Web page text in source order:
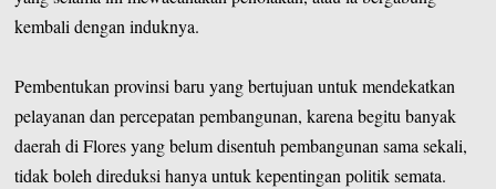
kembali dengan induknya.
Pembentukan provinsi baru yang bertujuan untuk mendekatkan
pelayanan dan percepatan pembangunan, karena begitu banyak
daerah di Flores yang belum disentuh pembangunan sama sekali,
tidak boleh direduksi hanya untuk kepentingan politik semata.